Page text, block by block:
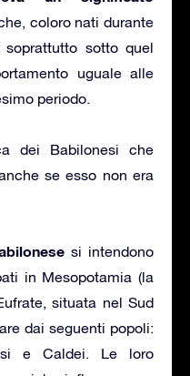
coloro nati durante
sotto quel
uguale alle
periodo.
dei Babilonesi che
se esso non era
si intendono
in Mesopotamia (la
situata nel Sud
dai seguenti popoli:
e Caldei. Le loro